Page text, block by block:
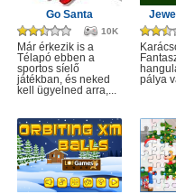
Go Santa
10K
Már érkezik is a
Télapó ebben a
sportos síelő
játékban, és neked
kell ügyelned arra,...
pálya